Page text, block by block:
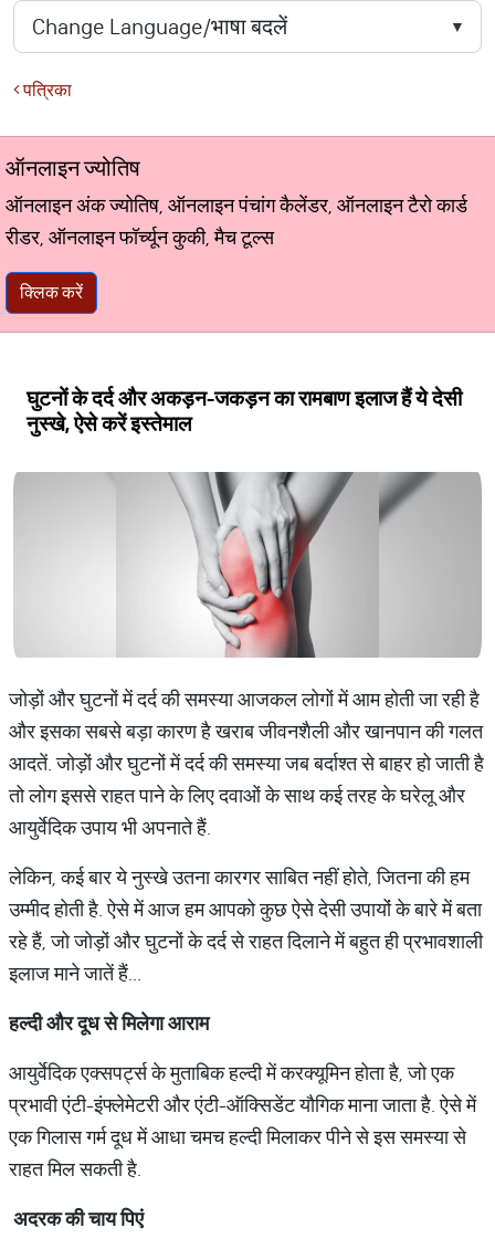
पत्रिका
ऑनलाइन ज्योतिष
ऑनलाइन अंक ज्योतिष, ऑनलाइन पंचांग कैलेंडर, ऑनलाइन टैरो कार्ड
रीडर, ऑनलाइन फॉर्च्यून कुकी, मैच टूल्स
क्लिक करें
घुटनों के दर्द और अकड़न-जकड़न का रामबाण इलाज हैं ये देसी
नुस्खे, ऐसे करें इस्तेमाल
जोड़ों और घुटनों में दर्द की समस्या आजकल लोगों में आम होती जा रही है
और इसका सबसे बड़ा कारण है खराब जीवनशैली और खानपान की गलत
आदतें. जोड़ों और घुटनों में दर्द की समस्या जब बर्दाश्त से बाहर हो जाती है
तो लोग इससे राहत पाने के लिए दवाओं के साथ कई तरह के घरेलू और
आयुर्वेदिक उपाय भी अपनाते हैं.
लेकिन, कई बार ये नुस्खे उतना कारगर साबित नहीं होते, जितना की हम
उम्मीद होती है. ऐसे में आज हम आपको कुछ ऐसे देसी उपायोंं के बारे में बता
रहे हैं, जो जोड़ों और घुटनों के दर्द से राहत दिलाने में बहुत ही प्रभावशाली
इलाज माने जातें हैं...
हल्दीऔरदूधसेमिलेगाआराम
आयुर्वेदिक एक्सपर्ट्स के मुताबिक हल्दी में करक्यूमिन होता है, जो एक
प्रभावी एंटी-इंफ्लेमेटरी और एंटी-ऑक्सिडेंट यौगिक माना जाता है. ऐसे में
एक गिलास गर्म दूध में आधा चमच हल्दी मिलाकर पीने से इस समस्या से
राहत मिल सकती है.
अदरककीचायपिएं